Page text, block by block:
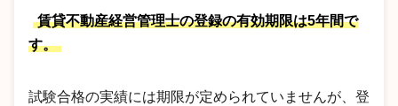
賃貸不動産経営管理士の登録の有効期限は5年間で
す。
試験合格の実績には期限が定められていませんが、登